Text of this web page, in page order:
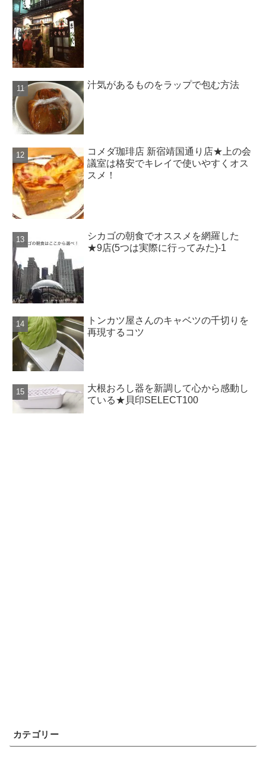
汁気があるものをラップで包む方法
コメダ珈琲店 新宿靖国通り店★上の会
議室は格安でキレイで使いやすくオス
スメ！
シカゴの朝食でオススメを網羅した
★9店(5つは実際に行ってみた)-1
トンカツ屋さんのキャベツの千切りを
再現するコツ
大根おろし器を新調して心から感動し
ている★貝印SELECT100
カテゴリー